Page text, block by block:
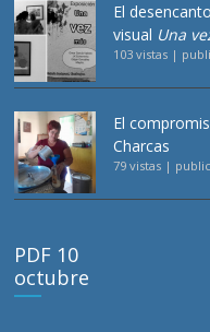
El
visual Una
103 vistas |
El
Charcas
79 vistas |
PDF 10
octubre